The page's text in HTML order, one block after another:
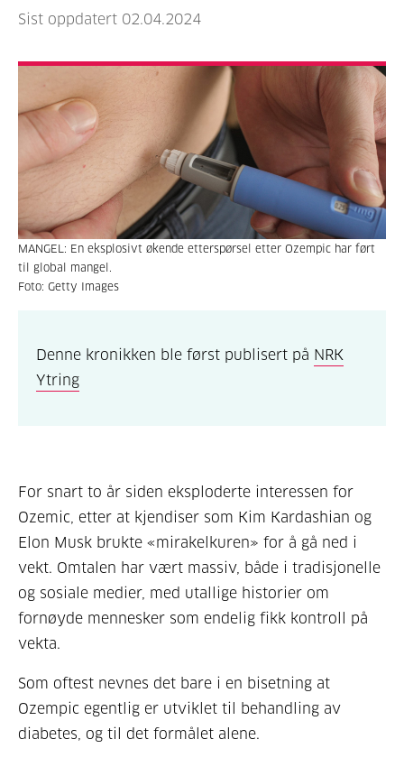
Sist oppdatert 02.04.2024
MANGEL: En eksplosivt økende etterspørsel etter Ozempic har ført
til global mangel.
Foto: Getty Images
Denne kronikken ble først publisert på NRK
Ytring
For snart to år siden eksploderte interessen for
Ozemic, etter at kjendiser som Kim Kardashian og
Elon Musk brukte «mirakelkuren» for å gå ned i
vekt. Omtalen har vært massiv, både i tradisjonelle
og sosiale medier, med utallige historier om
fornøyde mennesker som endelig fikk kontroll på
vekta.
Som oftest nevnes det bare i en bisetning at
Ozempic egentlig er utviklet til behandling av
diabetes, og til det formålet alene.